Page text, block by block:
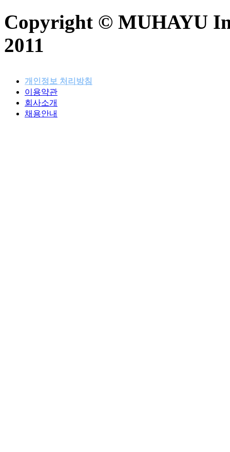
Copyright © MUHAYU
2011
개인정보 처리방침
이용약관
회사소개
채용안내